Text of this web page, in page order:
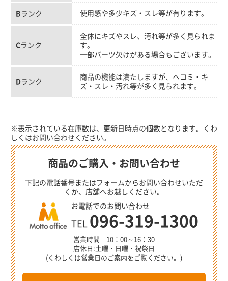
B ランク 使用感や多少キズ・スレ等が有ります。
Cランク
全体にキズやスレ、汚れ等が多く見られま
す。
一部パーツ欠けがある場合もございます。
Dランク
商品の機能は満たしますが、ヘコミ・キ
ズ・スレ・汚れ等が多く見られます。
※表示されている在庫数は、更新日時点の個数となります。くわ
しくはお問い合わせください。
商品のご購入・お問い合わせ
下記の電話番号またはフォームからお問い合わせいただ
くか、店舗へお越しください。
お電話でのお問い合わせ
TEL 096-319-1300
営業時間 10：00～16：30
店休日:土曜・日曜・祝祭日
(くわしくは営業日のご案内をご覧ください。)